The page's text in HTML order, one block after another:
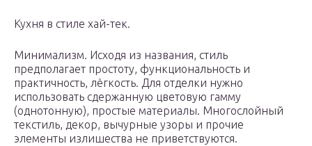
Кухня в стиле хай-тек.
Минимализм. Исходя из названия, стиль
предполагает простоту, функциональность и
практичность, лёгкость. Для отделки нужно
использовать сдержанную цветовую гамму
(однотонную), простые материалы. Многослойный
текстиль, декор, вычурные узоры и прочие
элементы излишества не приветствуются.